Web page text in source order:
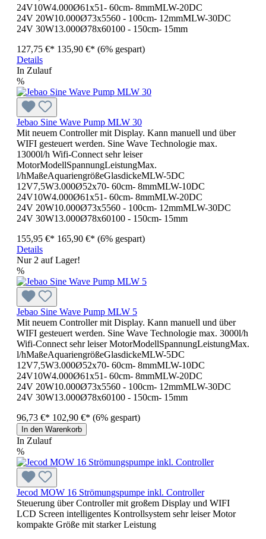
24V10W4.000Ø61x51- 60cm- 8mmMLW-20DC
24V 20W10.000Ø73x5560 - 100cm- 12mmMLW-30DC
24V 30W13.000Ø78x60100 - 150cm- 15mm
127,75 €* 135,90 €* (6% gespart)
Details
In Zulauf
%
Jebao Sine Wave Pump MLW 30
Mit neuem Controller mit Display. Kann manuell und über
WIFI gesteuert werden. Sine Wave Technologie max.
13000l/h Wifi-Connect sehr leiser
MotorModellSpannungLeistungMax.
l/hMaßeAquariengrößeGlasdickeMLW-5DC
12V7,5W3.000Ø52x70- 60cm- 8mmMLW-10DC
24V10W4.000Ø61x51- 60cm- 8mmMLW-20DC
24V 20W10.000Ø73x5560 - 100cm- 12mmMLW-30DC
24V 30W13.000Ø78x60100 - 150cm- 15mm
155,95 €* 165,90 €* (6% gespart)
Details
Nur 2 auf Lager!
%
Jebao Sine Wave Pump MLW 5
Mit neuem Controller mit Display. Kann manuell und über
WIFI gesteuert werden. Sine Wave Technologie max. 3000l/h
Wifi-Connect sehr leiser MotorModellSpannungLeistungMax.
l/hMaßeAquariengrößeGlasdickeMLW-5DC
12V7,5W3.000Ø52x70- 60cm- 8mmMLW-10DC
24V10W4.000Ø61x51- 60cm- 8mmMLW-20DC
24V 20W10.000Ø73x5560 - 100cm- 12mmMLW-30DC
24V 30W13.000Ø78x60100 - 150cm- 15mm
96,73 €* 102,90 €* (6% gespart)
In den Warenkorb
In Zulauf
%
Jecod MOW 16 Strömungspumpe inkl. Controller
Steuerung über Controller mit großem Display und WIFI
LCD Screen intelligentes Kontrollsystem sehr leiser Motor
kompakte Größe mit starker Leistung